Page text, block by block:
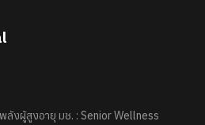
งผู้สูงอายุ มช. : Senior Wellness